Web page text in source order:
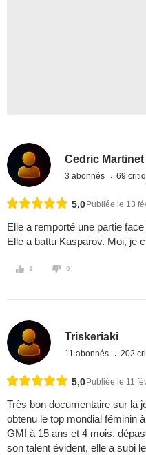
Cedric Martinet
3 abonnés 69
5,0 Publiée le 13
Elle a remporté une partie
Elle a battu Kasparov. Moi, je
1 0
Triskeriaki
11 abonnés 202
5,0 Publiée le 11
Très bon documentaire sur la
obtenu le top mondial féminin
GMI à 15 ans et 4 mois,
son talent évident, elle a subi